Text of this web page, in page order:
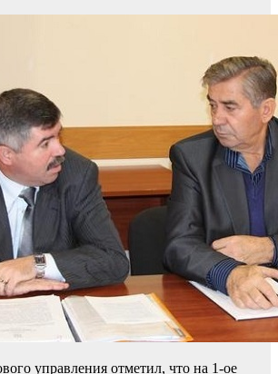
управления отметил, что на 1-ое